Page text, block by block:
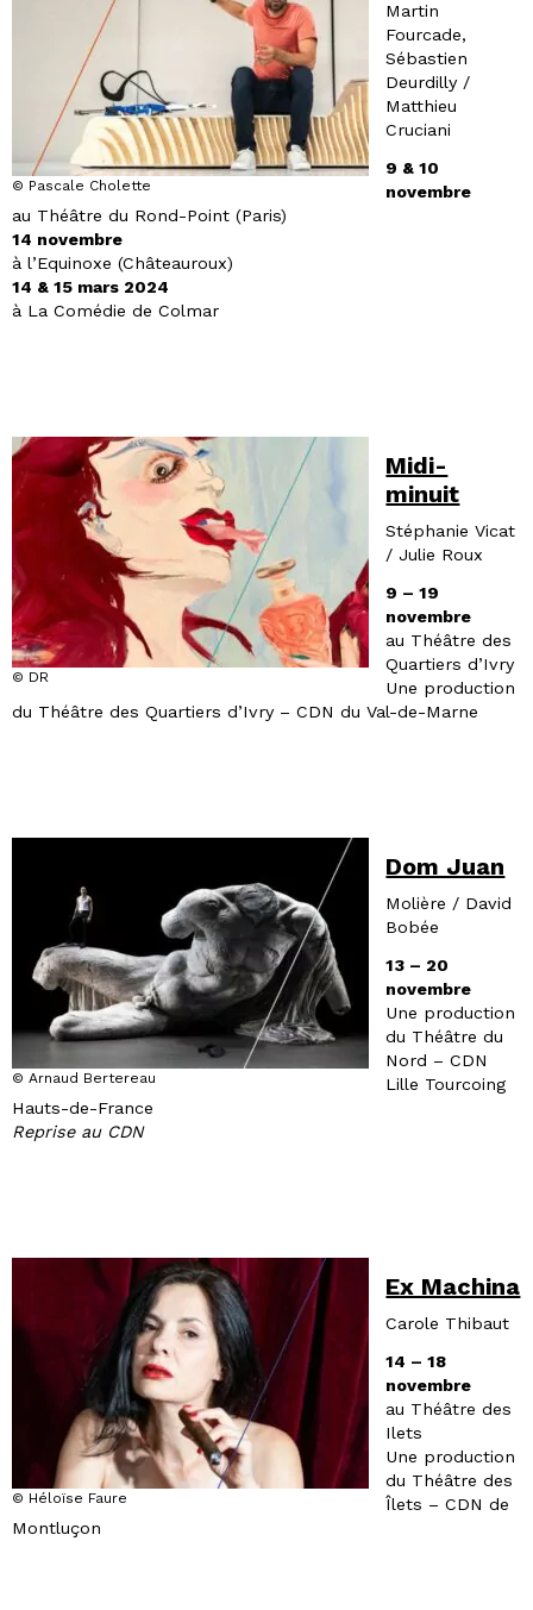
© Pascale Cholette
Martin
Fourcade,
Sébastien
Deurdilly /
Matthieu
Cruciani
9 & 10
novembre
au Théâtre du Rond-Point (Paris)
14 novembre
à l’Equinoxe (Châteauroux)
14 & 15 mars 2024
à La Comédie de Colmar
© DR
Midi-
minuit
Stéphanie Vicat
/ Julie Roux
9 – 19
novembre
au Théâtre des
Quartiers d’Ivry
Une production
du Théâtre des Quartiers d’Ivry – CDN du Val-de-Marne
© Arnaud Bertereau
Dom Juan
Molière / David
Bobée
13 – 20
novembre
Une production
du Théâtre du
Nord – CDN
Lille Tourcoing
Hauts-de-France
Reprise au CDN
© Héloïse Faure
Ex Machina
Carole Thibaut
14 – 18
novembre
au Théâtre des
Ilets
Une production
du Théâtre des
Îlets – CDN de
Montluçon